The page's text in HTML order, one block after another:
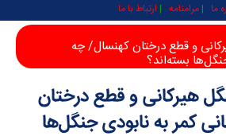
ما مرامنامه ارتباط با ما
و قطع درختان کهنسال/ چه
بسته‌اند؟
هیرکانی و قطع درختان
کمر به نابودی جنگل‌ها